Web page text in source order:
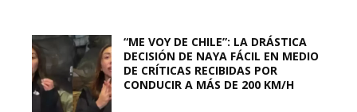
“ME VOY DE CHILE”: LA DRÁSTICA
DECISIÓN DE NAYA FÁCIL EN MEDIO
DE CRÍTICAS RECIBIDAS POR
CONDUCIR A MÁS DE 200 KM/H